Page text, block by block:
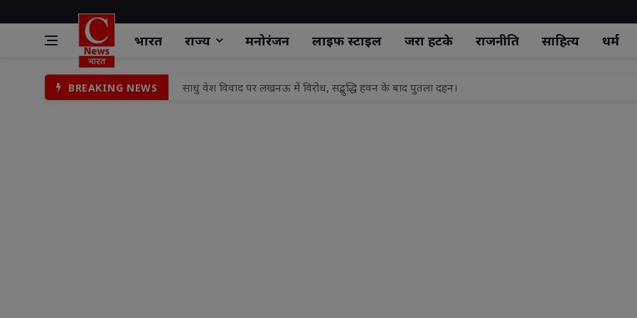
भारत राज्य मनोरंजन लाइफ स्‍टाइल जरा हटके राजनीति साहित्य धर्म
BREAKING NEWS
साधु वेश विवाद पर लखनऊ में विरोध, सद्बुद्धि हवन के बाद पुतला दहन।